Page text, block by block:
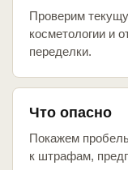
Проверим
косметологии и
переделки.
Что опасно
Покажем
к штрафам,